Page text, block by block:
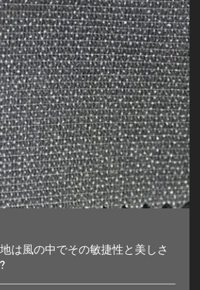
は風の中でその敏捷性と美しさ